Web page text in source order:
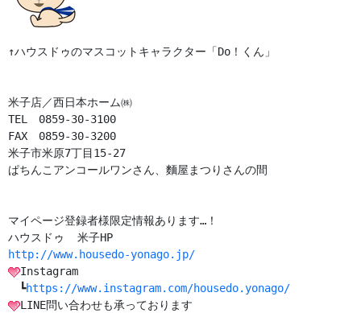
↑ハウスドゥのマスコットキャラクター「Do！くん」
米子店／西日本ホーム㈱
TEL　0859-30-3100
FAX　0859-30-3200
米子市米原7丁目15-27
ぱちんこアンコールワンさん、麵屋まつりさんの間
マイページ登録者様限定情報あります…！
http://www.housedo-yonago.jp/
Instagram
┗https://www.instagram.com/housedo.yonago/
LINE問い合わせも承っております